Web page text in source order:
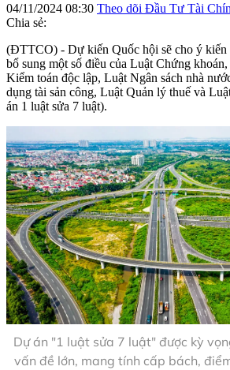
04/11/2024 08:30 Theo dõi Đầu Tư Tài
Chia sẻ:
(ĐTTCO) - Dự kiến Quốc hội sẽ cho ý kiến
bổ sung một số điều của Luật Chứng
Kiểm toán độc lập, Luật Ngân sách nhà
dụng tài sản công, Luật Quản lý thuế và
án 1 luật sửa 7 luật).
Dự án "1 luật sửa 7 luật" được kỳ
vấn đề lớn, mang tính cấp bách,